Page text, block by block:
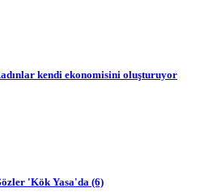
kendi ekonomisini oluşturuyor
'Kök Yasa'da (6)